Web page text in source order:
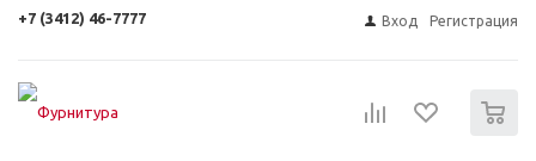
+7 (3412) 46-7777 Вход Регистрация